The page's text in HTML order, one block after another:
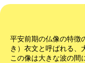
平安前期の仏像の特徴
き）衣文と呼ばれる、
この像は大きな波の間